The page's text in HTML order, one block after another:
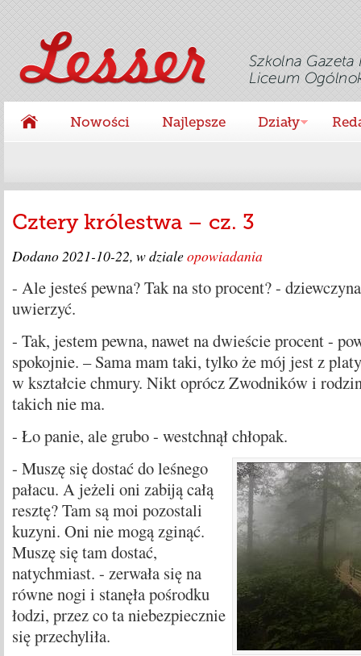
Nowości Najlepsze Działy
Cztery królestwa – cz. 3
Dodano2021-10-22, w dzialeopowiadania
- Ale jesteś pewna? Tak na sto procent? -
uwierzyć.
- Tak, jestem pewna, nawet na dwieście procent -
spokojnie. – Sama mam taki, tylko że mój jest z
w kształcie chmury. Nikt oprócz Zwodników i
takich nie ma.
- Ło panie, ale grubo - westchnął chłopak.
- Muszę się dostać do leśnego
pałacu. A jeżeli oni zabiją całą
resztę? Tam są moi pozostali
kuzyni. Oni nie mogą zginąć.
Muszę się tam dostać,
natychmiast. - zerwała się na
równe nogi i stanęła pośrodku
łodzi, przez co ta niebezpiecznie
się przechyliła.